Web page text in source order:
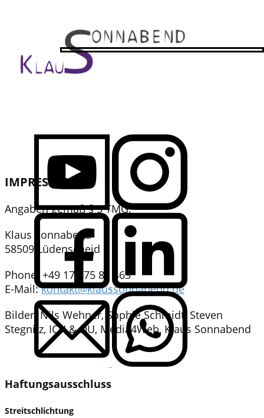
IMPRESSUM
Angaben gemäß § 5 TMG:
Klaus Sonnabend
58509 Lüdenscheid
Phone: +49 173 75 85 463
E-Mail:kontakt@klaussonnabend.de
Bilder: Nils Wehner, Sophie Schmidt, Steven
Stegnitz, ICH & DU, Media4Web, Klaus Sonnabend
Haftungsausschluss
Streitschlichtung